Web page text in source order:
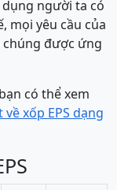
người ta có
mọi yêu cầu của
được ứng
có thể xem
xốp EPS dạng